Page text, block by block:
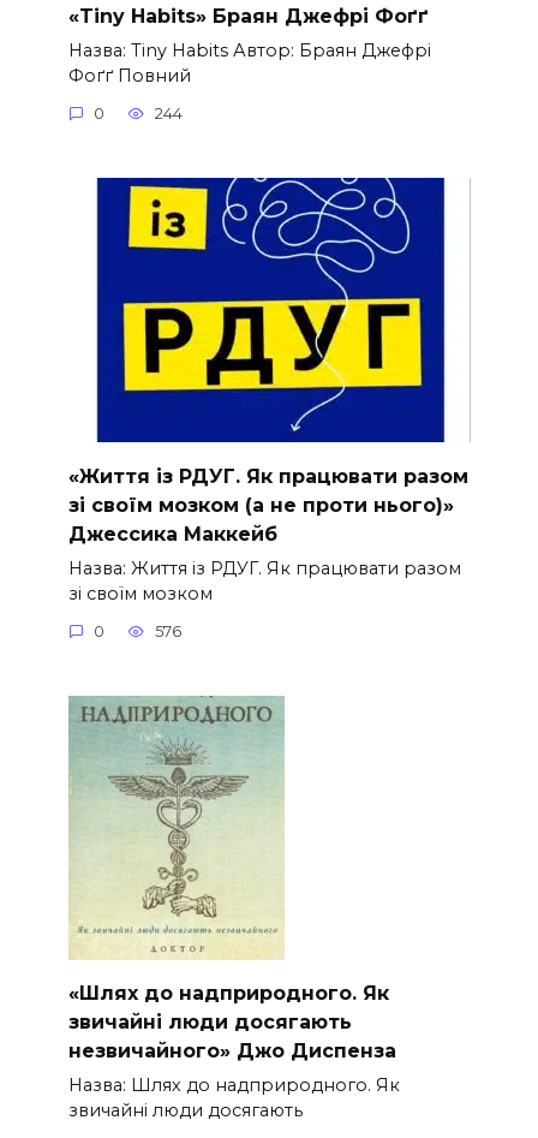
«Tiny Habits» Браян Джефрі Фоґґ
Назва: Tiny Habits Автор: Браян Джефрі
Фоґґ Повний
0 244
«Життя із РДУГ. Як працювати разом
зі своїм мозком (а не проти нього)»
Джессика Маккейб
Назва: Життя із РДУГ. Як працювати разом
зі своїм мозком
0 576
«Шлях до надприродного. Як
звичайні люди досягають
незвичайного» Джо Диспенза
Назва: Шлях до надприродного. Як
звичайні люди досягають